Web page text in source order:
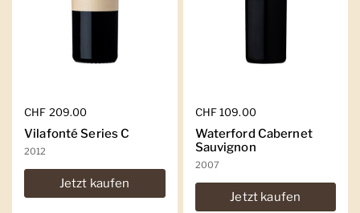
Regulärer Preis
CHF 209.00
Vilafonté Series C
2012
Jetzt kaufen
Regulärer Preis
CHF 109.00
Waterford Cabernet
Sauvignon
2007
Jetzt kaufen